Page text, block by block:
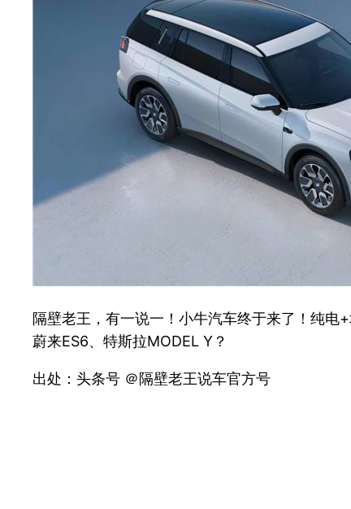
隔壁老王，有一说一！小牛汽车终于来了！纯电
蔚来ES6、特斯拉MODEL Y？
出处：头条号 ＠隔壁老王说车官方号